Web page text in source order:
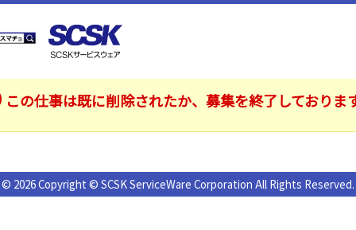
この仕事は既に削除されたか、募集を終了しておりま
© 2026 Copyright © SCSK ServiceWare Corporation All Rights Reserved.